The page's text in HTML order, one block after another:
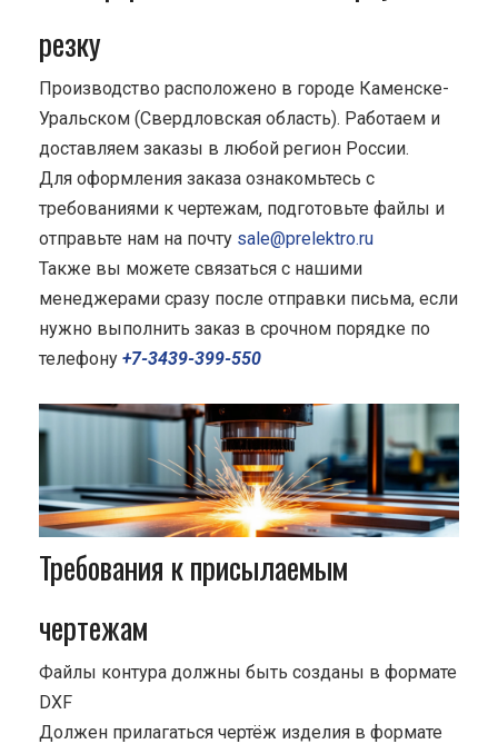
резку
Производство расположено в городе Каменске-
Уральском (Свердловская область). Работаем и
доставляем заказы в любой регион России.
Для оформления заказа ознакомьтесь с
требованиями к чертежам, подготовьте файлы и
отправьте нам на почту sale@prelektro.ru
Также вы можете связаться с нашими
менеджерами сразу после отправки письма, если
нужно выполнить заказ в срочном порядке по
телефону +7-3439-399-550
Требования к присылаемым
чертежам
Файлы контура должны быть созданы в формате
DXF
Должен прилагаться чертёж изделия в формате